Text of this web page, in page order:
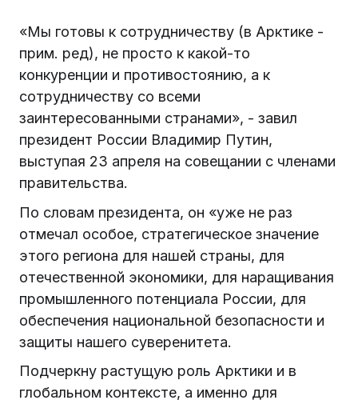
«Мы готовы к сотрудничеству (в Арктике -
прим. ред), не просто к какой-то
конкуренции и противостоянию, а к
сотрудничеству со всеми
заинтересованными странами», - завил
президент России Владимир Путин,
выступая 23 апреля на совещании с членами
правительства.
По словам президента, он «уже не раз
отмечал особое, стратегическое значение
этого региона для нашей страны, для
отечественной экономики, для наращивания
промышленного потенциала России, для
обеспечения национальной безопасности и
защиты нашего суверенитета.
Подчеркну растущую роль Арктики и в
глобальном контексте, а именно для